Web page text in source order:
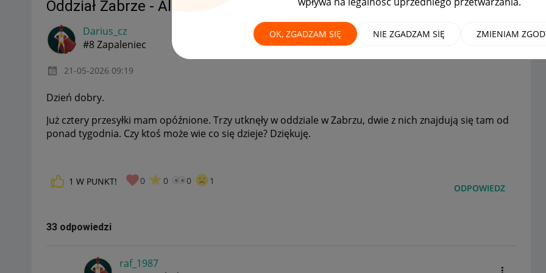
OK, ZGADZAM SIĘ NIE ZGADZAM SIĘ ZMIENIAM
Oddział Zabrze - Allegro One, co się dzieje?
Darius_cz
#8 Zapaleniec
‎21-05-2026 09:19
Dzień dobry.
Już cztery przesyłki mam opóźnione. Trzy utknęły w oddziale w Zabrzu, dwie z nich znajdują się tam od
ponad tygodnia. Czy ktoś może wie co się dzieje? Dziękuję.
1 W PUNKT! 0 0 0 1
ODPOWIEDZ
33 odpowiedzi
raf_1987